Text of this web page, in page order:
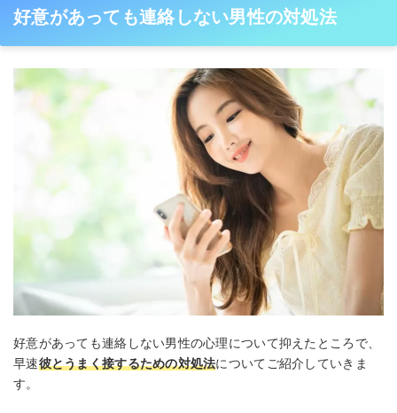
好意があっても連絡しない男性の対処法
好意があっても連絡しない男性の心理について抑えたところで、
早速彼とうまく接するための対処法についてご紹介していきま
す。